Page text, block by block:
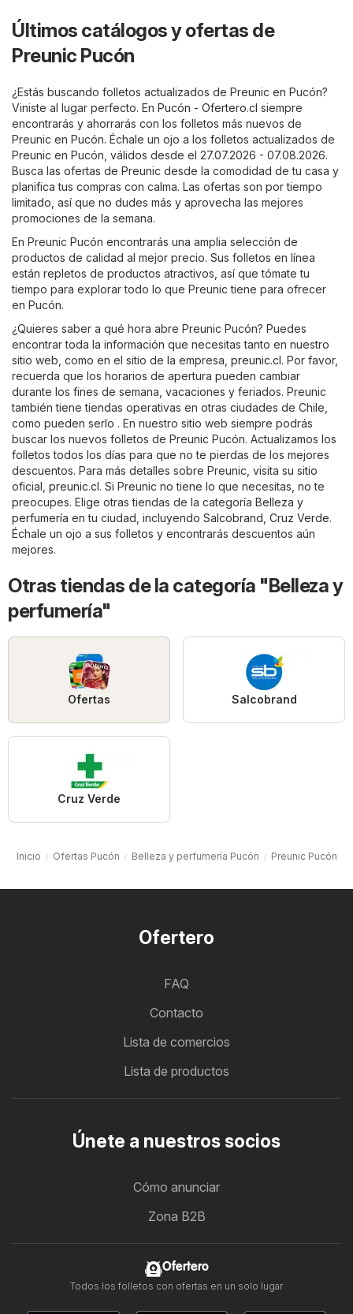
Últimos catálogos y ofertas de
Preunic Pucón
¿Estás buscando folletos actualizados de Preunic en Pucón?
Viniste al lugar perfecto. En Pucón - Ofertero.cl siempre
encontrarás y ahorrarás con los folletos más nuevos de
Preunic en Pucón. Échale un ojo a los folletos actualizados de
Preunic en Pucón, válidos desde el 27.07.2026 - 07.08.2026.
Busca las ofertas de Preunic desde la comodidad de tu casa y
planifica tus compras con calma. Las ofertas son por tiempo
limitado, así que no dudes más y aprovecha las mejores
promociones de la semana.
En Preunic Pucón encontrarás una amplia selección de
productos de calidad al mejor precio. Sus folletos en línea
están repletos de productos atractivos, así que tómate tu
tiempo para explorar todo lo que Preunic tiene para ofrecer
en Pucón.
¿Quieres saber a qué hora abre Preunic Pucón? Puedes
encontrar toda la información que necesitas tanto en nuestro
sitio web, como en el sitio de la empresa, preunic.cl. Por favor,
recuerda que los horarios de apertura pueden cambiar
durante los fines de semana, vacaciones y feriados. Preunic
también tiene tiendas operativas en otras ciudades de Chile,
como pueden serlo . En nuestro sitio web siempre podrás
buscar los nuevos folletos de Preunic Pucón. Actualizamos los
folletos todos los días para que no te pierdas de los mejores
descuentos. Para más detalles sobre Preunic, visita su sitio
oficial, preunic.cl. Si Preunic no tiene lo que necesitas, no te
preocupes. Elige otras tiendas de la categoría Belleza y
perfumería en tu ciudad, incluyendo Salcobrand Cruz Verde.
Échale un ojo a sus folletos y encontrarás descuentos aún
mejores.
Otras tiendas de la categoría "Belleza y
perfumería"
Ofertas Salcobrand
Cruz Verde
Inicio Ofertas Pucón Belleza y perfumería Pucón Preunic Pucón
Ofertero
FAQ
Contacto
Lista de comercios
Lista de productos
Únete a nuestros socios
Cómo anunciar
Zona B2B
Ofertero
Todos los folletos con ofertas en un solo lugar